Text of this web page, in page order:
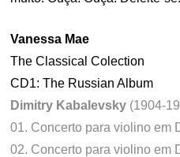
Vanessa Mae
The Classical Colection
CD1: The Russian Album
Dimitry Kabalevsky (1904-
01. Concerto para violino em
02. Concerto para violino em